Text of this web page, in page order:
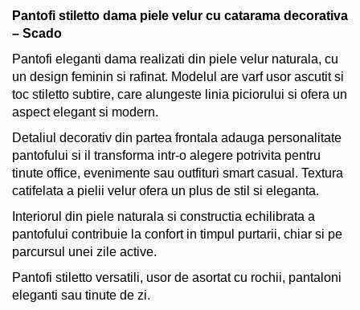
Pantofi stiletto dama piele velur cu catarama decorativa
– Scado
Pantofi eleganti dama realizati din piele velur naturala, cu
un design feminin si rafinat. Modelul are varf usor ascutit si
toc stiletto subtire, care alungeste linia piciorului si ofera un
aspect elegant si modern.
Detaliul decorativ din partea frontala adauga personalitate
pantofului si il transforma intr-o alegere potrivita pentru
tinute office, evenimente sau outfituri smart casual. Textura
catifelata a pielii velur ofera un plus de stil si eleganta.
Interiorul din piele naturala si constructia echilibrata a
pantofului contribuie la confort in timpul purtarii, chiar si pe
parcursul unei zile active.
Pantofi stiletto versatili, usor de asortat cu rochii, pantaloni
eleganti sau tinute de zi.